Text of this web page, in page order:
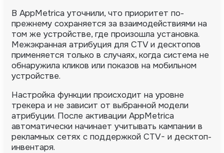
В AppMetrica уточнили, что приоритет по-
прежнему сохраняется за взаимодействиями на
том же устройстве, где произошла установка.
Межэкранная атрибуция для CTV и десктопов
применяется только в случаях, когда система не
обнаружила кликов или показов на мобильном
устройстве.
Настройка функции происходит на уровне
трекера и не зависит от выбранной модели
атрибуции. После активации AppMetrica
автоматически начинает учитывать кампании в
рекламных сетях с поддержкой CTV- и десктоп-
инвентаря.